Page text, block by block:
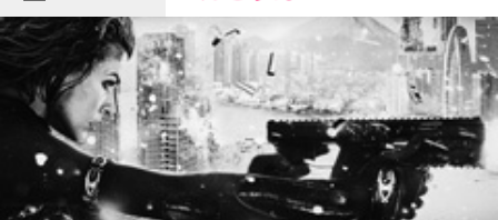
ねとらぼメニュー
TOP ニュース
エンタメ クイズ
地域
住まい 教育・育児